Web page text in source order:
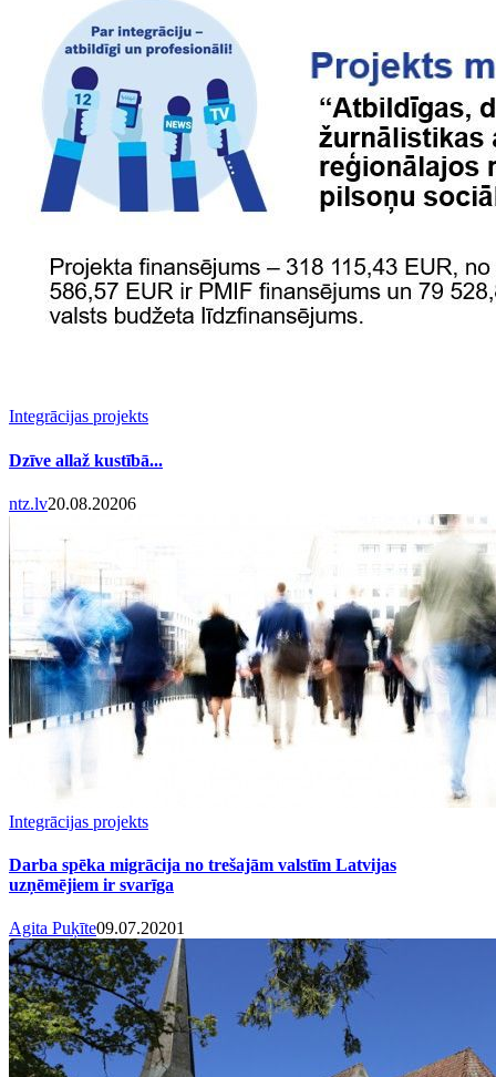
Integrācijas projekts
Dzīve allaž kustībā...
ntz.lv20.08.20206
Integrācijas projekts
Darba spēka migrācija no trešajām valstīm Latvijas
uzņēmējiem ir svarīga
Agita Puķīte09.07.20201